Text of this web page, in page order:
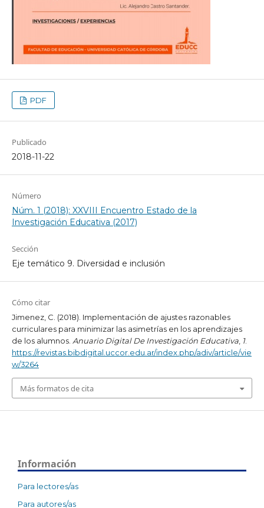
PDF
Publicado
2018-11-22
Número
Núm. 1 (2018): XXVIII Encuentro Estado de la
Investigación Educativa (2017)
Sección
Eje temático 9. Diversidad e inclusión
Cómo citar
Jimenez, C. (2018). Implementación de ajustes razonables
curriculares para minimizar las asimetrías en los aprendizajes
de los alumnos. Anuario Digital De Investigación Educativa, 1.
https://revistas.bibdigital.uccor.edu.ar/index.php/adiv/article/vie
w/3264
Más formatos de cita
Información
Para lectores/as
Para autores/as